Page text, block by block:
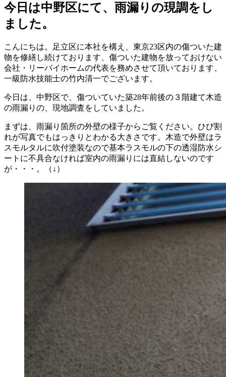
今日は中野区にて、雨漏りの現調をし
ました。
こんにちは。足立区に本社を構え、東京23区内の傷ついた建
物を修繕し続けております、傷ついた建物を放っておけない
会社・リーバイホームの代表を務めさせて頂いております、
一級防水技能士の竹内清一でございます。
今日は、中野区で、傷ついていた築28年前後の３階建て木造
の雨漏りの、現地調査をしていました。
まずは、雨漏り箇所の外壁の様子からご覧ください。ひび割
れが写真でもはっきりとわかる大きさです。木造で外壁はラ
スモルタルに吹付塗装なので基本ラスモルの下の透湿防水シ
ートに不具合なければ室内の雨漏りには直結しないのです
が・・・。（↓）